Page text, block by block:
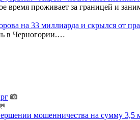
время проживает за границей и
на 33 миллиарда и скрылся от
в Черногории.…
мошенничества на сумму 3,5